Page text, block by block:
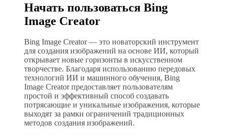
Начать пользоваться Bing
Image Creator
Bing Image Creator — это новаторский инструмент
для создания изображений на основе ИИ, который
открывает новые горизонты в искусственном
творчестве. Благодаря использованию передовых
технологий ИИ и машинного обучения, Bing
Image Creator предоставляет пользователям
простой и эффективный способ создавать
потрясающие и уникальные изображения, которые
выходят за рамки ограничений традиционных
методов создания изображений.